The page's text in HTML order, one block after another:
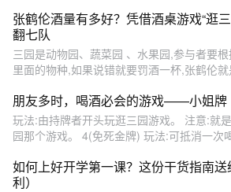
张鹤伦酒量有多好？凭借酒桌游戏“逛
翻七队
三园是动物园、蔬菜园 、水果园,参与者要
里面的物种,如果说错就要罚酒一杯,张鹤伦
朋友多时，喝酒必会的游戏——小姐牌
玩法:由持牌者开头玩逛三园游戏。 注意:就
园那个游戏。 4(免死金牌) 玩法:可抵消一次
如何上好开学第一课？这份干货指南
利）